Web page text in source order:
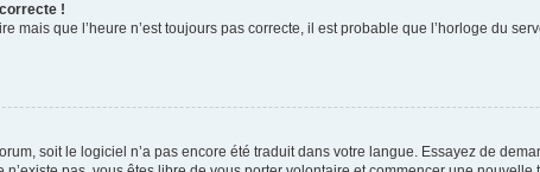
!
mais que l’heure n’est toujours pas correcte, il est probable que l’horloge du
soit le logiciel n’a pas encore été traduit dans votre langue. Essayez de